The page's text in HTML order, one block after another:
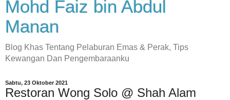
Mohd Faiz bin Abdul
Manan
Blog Khas Tentang Pelaburan Emas & Perak, Tips
Kewangan Dan Pengembaraanku
Sabtu, 23 Oktober 2021
Restoran Wong Solo @ Shah Alam